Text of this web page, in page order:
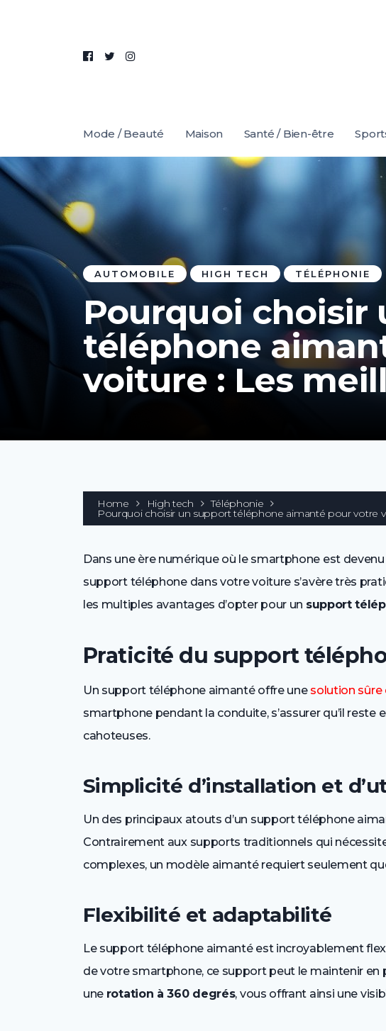
Mode / Beauté Maison Santé / Bien-être
AUTOMOBILE HIGH TECH TÉLÉPHONIE
Pourquoi choisir
téléphone
voiture : Les
Home High tech Téléphonie
Pourquoi choisir un support téléphone aimanté pour votre
Dans une ère numérique où le smartphone est
support téléphone dans votre voiture s’avère très
les multiples avantages d’opter pour un support
Praticité du support
Un support téléphone aimanté offre une solution sûre
smartphone pendant la conduite, s’assurer qu’il reste
cahoteuses.
Simplicité d’installation et
Un des principaux atouts d’un support téléphone
Contrairement aux supports traditionnels qui
complexes, un modèle aimanté requiert seulement
Flexibilité et adaptabilité
Le support téléphone aimanté est incroyablement
de votre smartphone, ce support peut le maintenir
une rotation à 360 degrés, vous offrant ainsi une